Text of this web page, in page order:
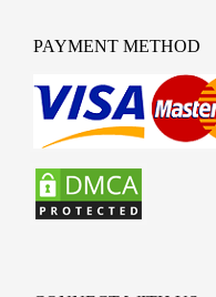
PAYMENT METHOD